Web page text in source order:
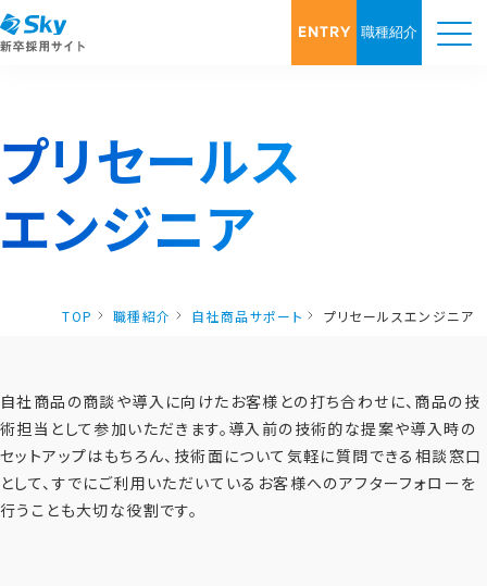
ENTRY 職種紹介
プリセールス
エンジニア
TOP 職種紹介 自社商品サポート プリセールスエンジニア
自社商品の商談や導入に向けたお客様との打ち合わせに、商品の技
術担当として参加いただきます。導入前の技術的な提案や導入時の
セットアップはもちろん、技術面について気軽に質問できる相談窓口
として、すでにご利用いただいているお客様へのアフターフォローを
行うことも大切な役割です。